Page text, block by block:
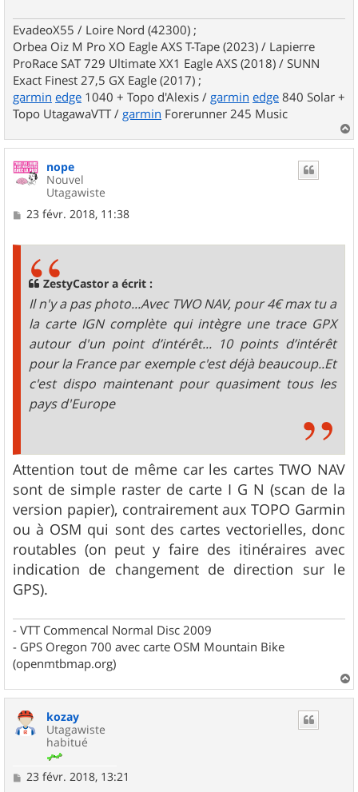
EvadeoX55 / Loire Nord (42300) ;
Orbea Oiz M Pro XO Eagle AXS T-Tape (2023) / Lapierre
ProRace SAT 729 Ultimate XX1 Eagle AXS (2018) / SUNN
Exact Finest 27,5 GX Eagle (2017) ;
garmin edge 1040 + Topo d'Alexis / garmin edge 840 Solar +
Topo UtagawaVTT / garmin Forerunner 245 Music
a
nope
Nouvel
Utagawiste
M
23 févr. 2018, 11:38
ZestyCastor a écrit :
Il n'y a pas photo...Avec TWO NAV, pour 4€ max tu a
la carte IGN complète qui intègre une trace GPX
autour d'un point d’intérêt... 10 points d’intérêt
pour la France par exemple c'est déjà beaucoup..Et
c'est dispo maintenant pour quasiment tous les
pays d'Europe
Attention tout de même car les cartes TWO NAV
sont de simple raster de carte I G N (scan de la
version papier), contrairement aux TOPO Garmin
ou à OSM qui sont des cartes vectorielles, donc
routables (on peut y faire des itinéraires avec
indication de changement de direction sur le
GPS).
- VTT Commencal Normal Disc 2009
- GPS Oregon 700 avec carte OSM Mountain Bike
(openmtbmap.org)
a
kozay
Utagawiste
habitué
M
23 févr. 2018, 13:21